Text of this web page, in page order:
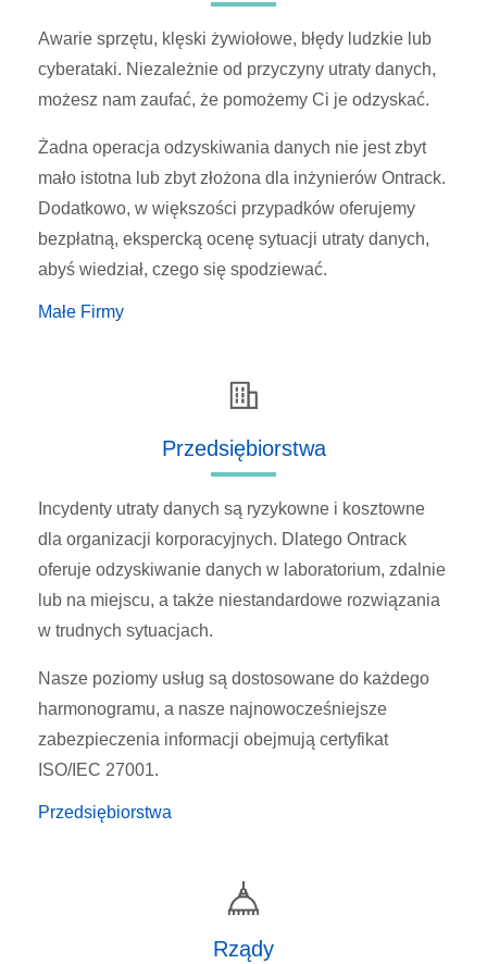
Awarie sprzętu, klęski żywiołowe, błędy ludzkie lub
cyberataki. Niezależnie od przyczyny utraty danych,
możesz nam zaufać, że pomożemy Ci je odzyskać.
Żadna operacja odzyskiwania danych nie jest zbyt
mało istotna lub zbyt złożona dla inżynierów Ontrack.
Dodatkowo, w większości przypadków oferujemy
bezpłatną, ekspercką ocenę sytuacji utraty danych,
abyś wiedział, czego się spodziewać.
Małe Firmy
Przedsiębiorstwa
Incydenty utraty danych są ryzykowne i kosztowne
dla organizacji korporacyjnych. Dlatego Ontrack
oferuje odzyskiwanie danych w laboratorium, zdalnie
lub na miejscu, a także niestandardowe rozwiązania
w trudnych sytuacjach.
Nasze poziomy usług są dostosowane do każdego
harmonogramu, a nasze najnowocześniejsze
zabezpieczenia informacji obejmują certyfikat
ISO/IEC 27001.
Przedsiębiorstwa
Rządy